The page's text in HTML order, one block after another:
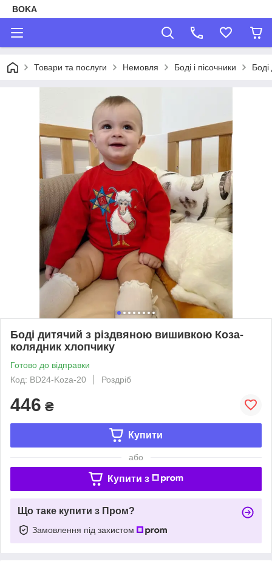
BOKA
Товари та послуги Немовля Боді і пісочники
Боді дитячий з різдвяною вишивкою Коза-
колядник хлопчику
Готово до відправки
Код: BD24-Koza-20
Роздріб
446 ₴
Купити
або
Купити з
Що таке купити з Пром?
Замовлення під захистом